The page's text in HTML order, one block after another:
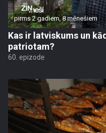
pirms 2 gadiem, 8 mēnešiem
Kas ir latviskums un
patriotam?
60. epizode